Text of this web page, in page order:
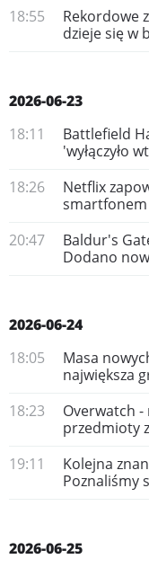
18:55
Rekordowe
dzieje się w
2026-06-23
18:11
Battlefield
'wyłączyło
18:26
Netflix
smartfonem
20:47
Baldur's
Dodano
2026-06-24
18:05
Masa
największa
18:23
Overwatch
przedmioty
19:11
Kolejna
Poznaliśmy
2026-06-25